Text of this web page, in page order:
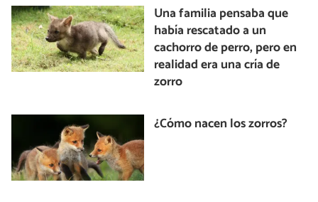
Una familia pensaba que
había rescatado a un
cachorro de perro, pero en
realidad era una cría de
zorro
¿Cómo nacen los zorros?